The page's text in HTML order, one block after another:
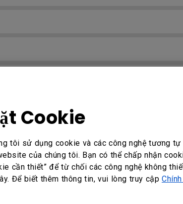
Cookie
tôi sử dụng cookie và các công nghệ tương
của chúng tôi. Bạn có thể chấp nhận
cần thiết” để từ chối các công nghệ không
Để biết thêm thông tin, vui lòng truy cập
kiếm trong ứng dụng InstaShare 2?
trình chiếu không dây Wireless
đầu vào?
ổ đĩa cloud với AMS Files?